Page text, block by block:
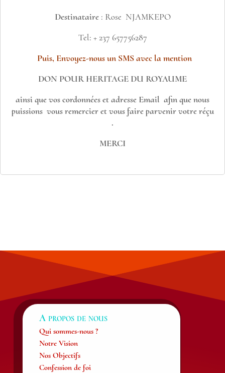
Destinataire : Rose NJAMKEPO
Tel: + 237 657756287
Puis, Envoyez-nous un SMS avec la mention
DON POUR HERITAGE DU ROYAUME
ainsi que vos cordonnées et adresse Email afin que nous
puissions vous remercier et vous faire parvenir votre réçu
.
MERCI
A propos de nous
Qui sommes-nous ?
Notre Vision
Nos Objectifs
Confession de foi